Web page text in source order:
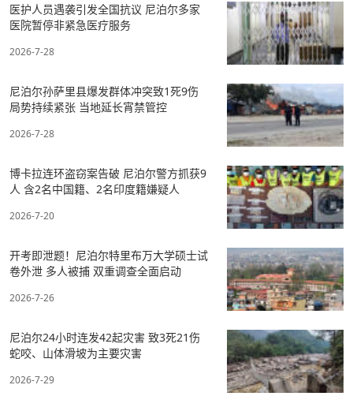
医护人员遇袭引发全国抗议 尼泊尔多家
医院暂停非紧急医疗服务
2026-7-28
尼泊尔孙萨里县爆发群体冲突致1死9伤
局势持续紧张 当地延长宵禁管控
2026-7-28
博卡拉连环盗窃案告破 尼泊尔警方抓获9
人 含2名中国籍、2名印度籍嫌疑人
2026-7-20
开考即泄题！尼泊尔特里布万大学硕士试
卷外泄 多人被捕 双重调查全面启动
2026-7-26
尼泊尔24小时连发42起灾害 致3死21伤
蛇咬、山体滑坡为主要灾害
2026-7-29